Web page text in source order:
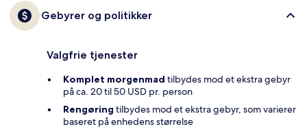
Gebyrer og politikker
Valgfrie tjenester
Komplet morgenmad tilbydes mod et ekstra gebyr
på ca. 20 til 50 USD pr. person
Rengøring tilbydes mod et ekstra gebyr, som varierer
baseret på enhedens størrelse